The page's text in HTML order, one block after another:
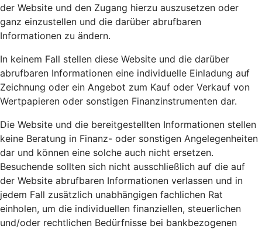
der Website und den Zugang hierzu auszusetzen oder
ganz einzustellen und die darüber abrufbaren
Informationen zu ändern.
In keinem Fall stellen diese Website und die darüber
abrufbaren Informationen eine individuelle Einladung auf
Zeichnung oder ein Angebot zum Kauf oder Verkauf von
Wertpapieren oder sonstigen Finanzinstrumenten dar.
Die Website und die bereitgestellten Informationen stellen
keine Beratung in Finanz- oder sonstigen Angelegenheiten
dar und können eine solche auch nicht ersetzen.
Besuchende sollten sich nicht ausschließlich auf die auf
der Website abrufbaren Informationen verlassen und in
jedem Fall zusätzlich unabhängigen fachlichen Rat
einholen, um die individuellen finanziellen, steuerlichen
und/oder rechtlichen Bedürfnisse bei bankbezogenen